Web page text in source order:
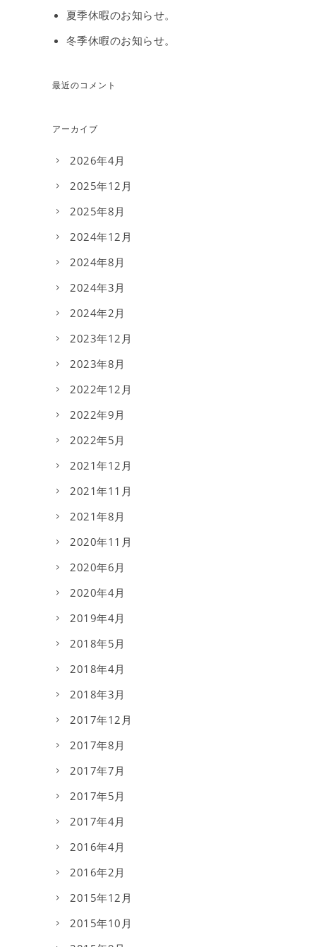
夏季休暇のお知らせ。
冬季休暇のお知らせ。
最近のコメント
アーカイブ
2026年4月
2025年12月
2025年8月
2024年12月
2024年8月
2024年3月
2024年2月
2023年12月
2023年8月
2022年12月
2022年9月
2022年5月
2021年12月
2021年11月
2021年8月
2020年11月
2020年6月
2020年4月
2019年4月
2018年5月
2018年4月
2018年3月
2017年12月
2017年8月
2017年7月
2017年5月
2017年4月
2016年4月
2016年2月
2015年12月
2015年10月